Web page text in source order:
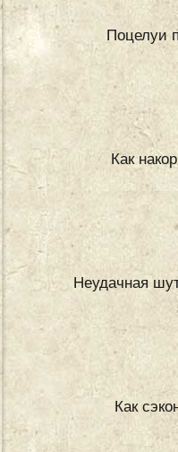
Поцелуи
Как
Неудачная
Как